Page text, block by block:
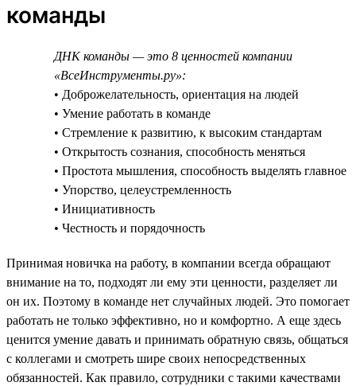
команды
ДНК команды — это 8 ценностей компании
«ВсеИнструменты.ру»:
• Доброжелательность, ориентация на людей
• Умение работать в команде
• Стремление к развитию, к высоким стандартам
• Открытость сознания, способность меняться
• Простота мышления, способность выделять главное
• Упорство, целеустремленность
• Инициативность
• Честность и порядочность
Принимая новичка на работу, в компании всегда обращают
внимание на то, подходят ли ему эти ценности, разделяет ли
он их. Поэтому в команде нет случайных людей. Это помогает
работать не только эффективно, но и комфортно. А еще здесь
ценится умение давать и принимать обратную связь, общаться
с коллегами и смотреть шире своих непосредственных
обязанностей. Как правило, сотрудники с такими качествами